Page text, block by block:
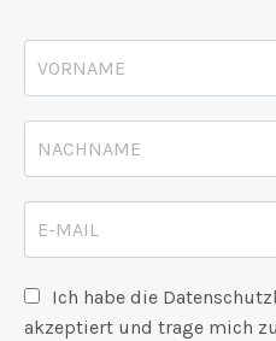
Ich habe die
akzeptiert und trage mich